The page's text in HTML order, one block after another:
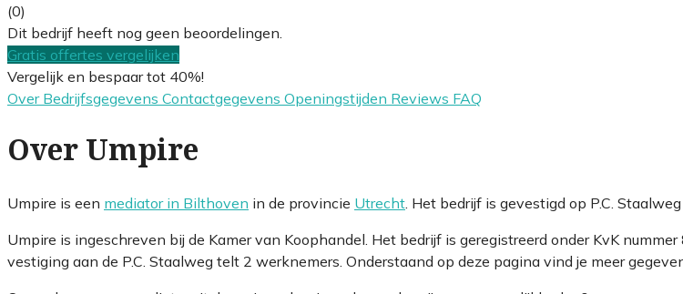
(0)
Dit bedrijf heeft nog geen beoordelingen.
Gratis offertes vergelijken
Vergelijk en bespaar tot 40%!
Over Bedrijfsgegevens Contactgegevens Openingstijden Reviews FAQ
Over Umpire
Umpire is een mediator in Bilthoven in de provincie Utrecht . Het bedrijf is gevestigd op P.C.
Umpire is ingeschreven bij de Kamer van Koophandel. Het bedrijf is geregistreerd onder KvK
vestiging aan de P.C. Staalweg telt 2 werknemers. Onderstaand op deze pagina vind je meer